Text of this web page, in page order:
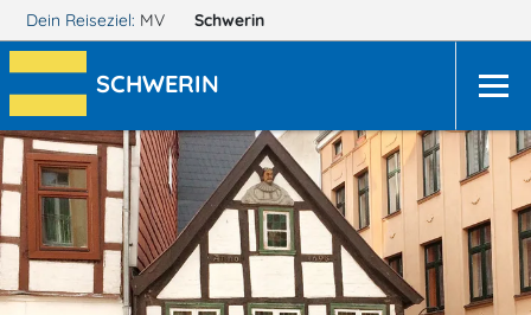
Dein Reiseziel: MV Schwerin
SCHWERIN